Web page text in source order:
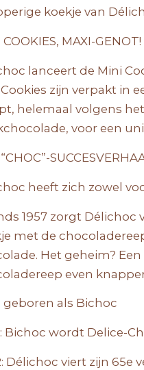
koekje van
MAXI-GENOT!
lanceert de Mini
zijn verpakt in
helemaal volgens
voor een
heeft zich zowel
1957 zorgt
met de
Het geheim?
even
geboren als Bichoc
Bichoc wordt Delice-
Délichoc viert zijn 65e